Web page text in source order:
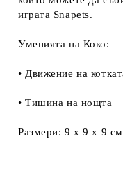
играта Snapets.
Уменията на Коко:
• Движение на
• Тишина на нощта
Размери: 9 x 9 x 9 см